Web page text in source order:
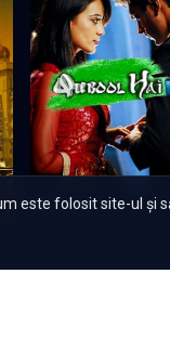
este folosit site-ul și
Qubool Hai